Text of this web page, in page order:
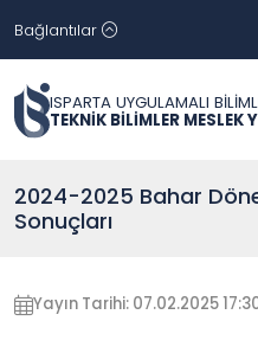
Bağlantılar
ISPARTA UYGULAMALI
TEKNİK BİLİMLER MESLEK
2024-2025 Bahar
Sonuçları
Yayın Tarihi: 07.02.2025